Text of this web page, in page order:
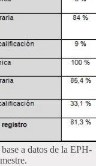
a datos de la EPH-